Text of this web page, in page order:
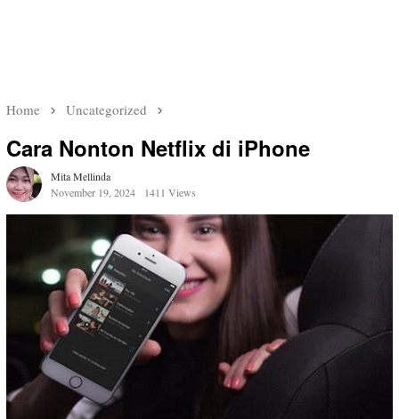
Home Uncategorized
Cara Nonton Netflix di iPhone
Mita Mellinda
November 19, 2024
1411 Views